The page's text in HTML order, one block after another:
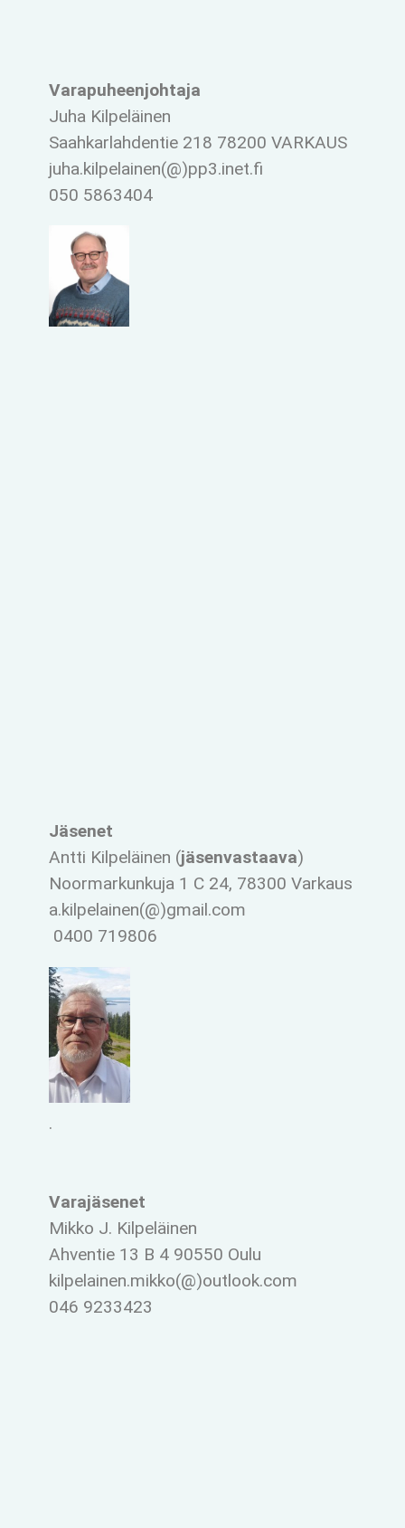
Varapuheenjohtaja
Juha Kilpeläinen
Saahkarlahdentie 218 78200 VARKAUS
juha.kilpelainen(@)pp3.inet.fi
050 5863404
Jäsenet
Antti Kilpeläinen (jäsenvastaava)
Noormarkunkuja 1 C 24, 78300 Varkaus
a.kilpelainen(@)gmail.com
0400 719806
.
Varajäsenet
Mikko J. Kilpeläinen
Ahventie 13 B 4 90550 Oulu
kilpelainen.mikko(@)outlook.com
046 9233423